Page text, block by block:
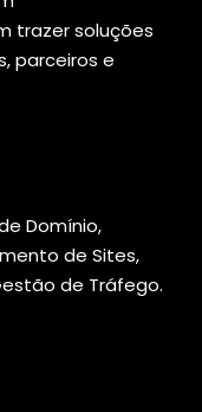
trazer soluções
parceiros e
Domínio,
de Sites,
de Tráfego.